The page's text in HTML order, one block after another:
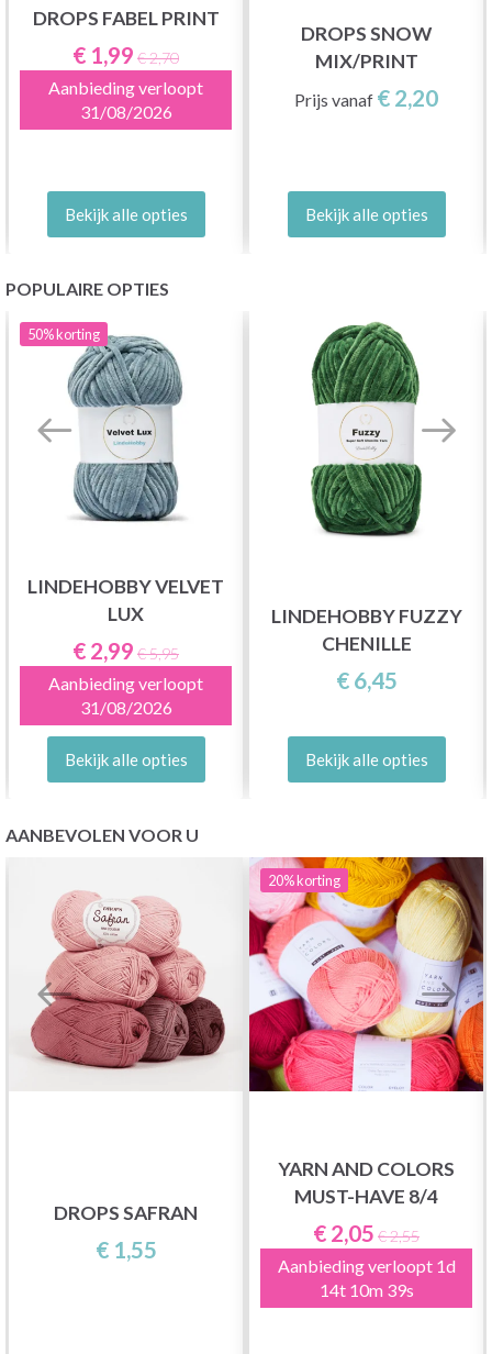
DROPS FABEL PRINT
€ 1,99 € 2,70
Aanbieding verloopt
31/08/2026
Bekijk alle opties
DROPS SNOW
MIX/PRINT
Prijs vanaf € 2,20
Bekijk alle opties
POPULAIRE OPTIES
50%korting
LINDEHOBBY VELVET
LUX
€ 2,99 € 5,95
Aanbieding verloopt
31/08/2026
Bekijk alle opties
LINDEHOBBY FUZZY
CHENILLE
€ 6,45
Bekijk alle opties
AANBEVOLEN VOOR U
DROPS SAFRAN
€ 1,55
20%korting
YARN AND COLORS
MUST-HAVE 8/4
€ 2,05 € 2,55
Aanbieding verloopt 1d
14t 10m 39s